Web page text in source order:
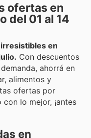
ofertas en
del 01 al 14
en
Con descuentos
ahorrá en
alimentos y
ofertas por
lo mejor, ¡antes
en